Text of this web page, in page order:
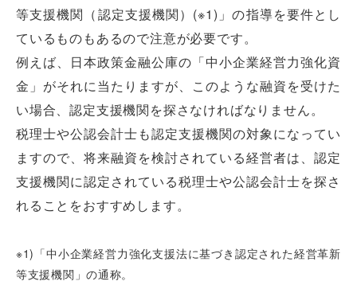
等支援機関（認定支援機関）(※1)」の指導を要件とし
ているものもあるので注意が必要です。
例えば、日本政策金融公庫の「中小企業経営力強化資
金」がそれに当たりますが、このような融資を受けた
い場合、認定支援機関を探さなければなりません。
税理士や公認会計士も認定支援機関の対象になってい
ますので、将来融資を検討されている経営者は、認定
支援機関に認定されている税理士や公認会計士を探さ
れることをおすすめします。
※1)「中小企業経営力強化支援法に基づき認定された経営革新
等支援機関」の通称。